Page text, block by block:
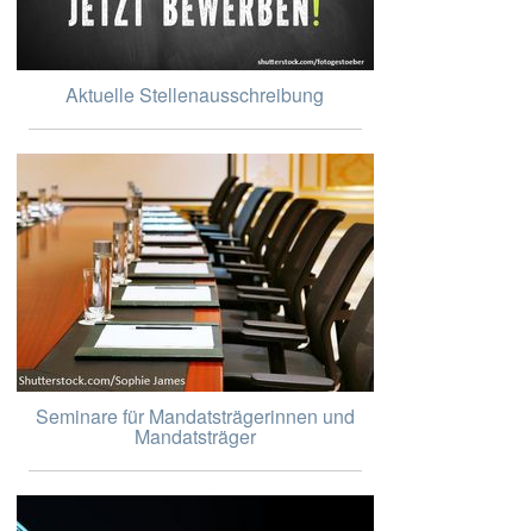
Aktuelle Stellenausschreibung
Seminare für Mandatsträgerinnen und
Mandatsträger